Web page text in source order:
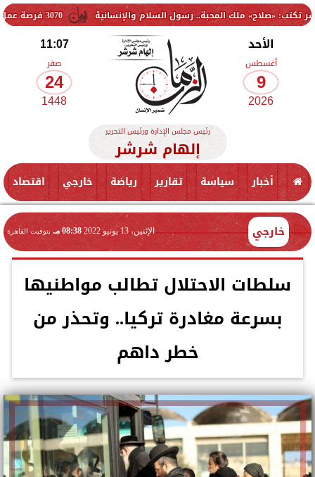
3070 فرصة عمل جديدة بالقطاع الخاص.. وظائف برواتب تصل إلى 9500 جنيه ملك المحبة.. رسول السلام والإنسانية
الأحد
أغسطس
9
2026
11:07
صفر
24
1448
رئيس مجلس الإدارة ورئيس التحرير
إلهام شرشر
أخبار سياسة تقارير رياضة خارجي اقتصاد
خارجي الإثنين، 13 يونيو 2022 08:38 مـ بتوقيت القاهرة
سلطات الاحتلال تطالب مواطنيها
بسرعة مغادرة تركيا.. وتحذر من
خطر داهم